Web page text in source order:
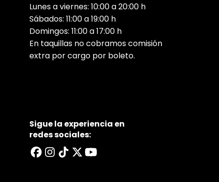
Lunes a viernes: 10:00 a 20:00 h
Sábados: 11:00 a 19:00 h
Domingos: 11:00 a 17:00 h
En taquillas no cobramos comisión
extra por cargo por boleto.
Sigue la experiencia en
redes sociales: